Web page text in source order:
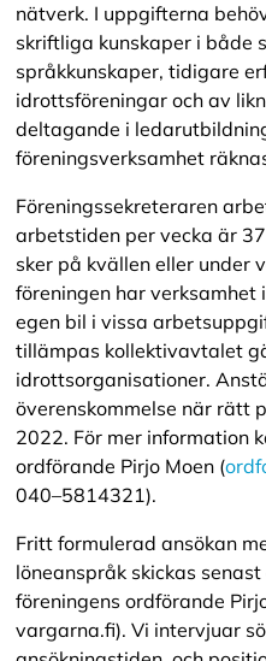
nätverk. I uppgifterna
skriftliga kunskaper i både
språkkunskaper, tidigare
idrottsföreningar och av
deltagande i
föreningsverksamhet
Föreningssekreteraren
arbetstiden per vecka är
sker på kvällen eller under
föreningen har verksamhet
egen bil i vissa
tillämpas kollektivavtalet
idrottsorganisationer.
överenskommelse när rätt
2022. För mer information
ordförande Pirjo Moen (
040–5814321).
Fritt formulerad ansökan
löneanspråk skickas
föreningens ordförande
vargarna.fi). Vi intervjuar